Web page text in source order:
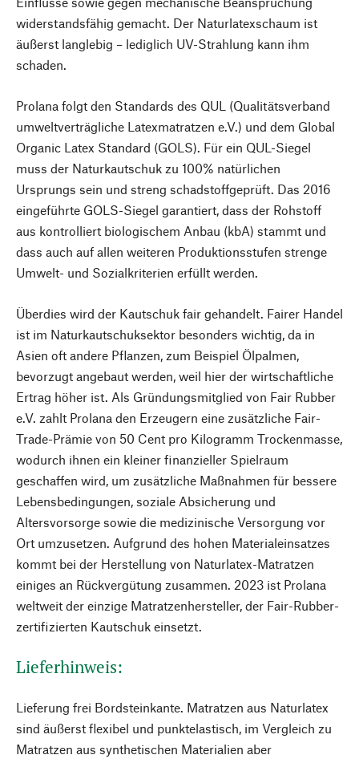
widerstandsfähig gemacht. Der Naturlatexschaum ist
äußerst langlebig – lediglich UV-Strahlung kann ihm
schaden.
Prolana folgt den Standards des QUL (Qualitätsverband
umweltverträgliche Latexmatratzen e.V.) und dem Global
Organic Latex Standard (GOLS). Für ein QUL-Siegel
muss der Naturkautschuk zu 100% natürlichen
Ursprungs sein und streng schadstoffgeprüft. Das 2016
eingeführte GOLS-Siegel garantiert, dass der Rohstoff
aus kontrolliert biologischem Anbau (kbA) stammt und
dass auch auf allen weiteren Produktionsstufen strenge
Umwelt- und Sozialkriterien erfüllt werden.
Überdies wird der Kautschuk fair gehandelt. Fairer Handel
ist im Naturkautschuksektor besonders wichtig, da in
Asien oft andere Pflanzen, zum Beispiel Ölpalmen,
bevorzugt angebaut werden, weil hier der wirtschaftliche
Ertrag höher ist. Als Gründungsmitglied von Fair Rubber
e.V. zahlt Prolana den Erzeugern eine zusätzliche Fair-
Trade-Prämie von 50 Cent pro Kilogramm Trockenmasse,
wodurch ihnen ein kleiner finanzieller Spielraum
geschaffen wird, um zusätzliche Maßnahmen für bessere
Lebensbedingungen, soziale Absicherung und
Altersvorsorge sowie die medizinische Versorgung vor
Ort umzusetzen. Aufgrund des hohen Materialeinsatzes
kommt bei der Herstellung von Naturlatex-Matratzen
einiges an Rückvergütung zusammen. 2023 ist Prolana
weltweit der einzige Matratzenhersteller, der Fair-Rubber-
zertifizierten Kautschuk einsetzt.
Lieferhinweis:
Lieferung frei Bordsteinkante. Matratzen aus Naturlatex
sind äußerst flexibel und punktelastisch, im Vergleich zu
Matratzen aus synthetischen Materialien aber